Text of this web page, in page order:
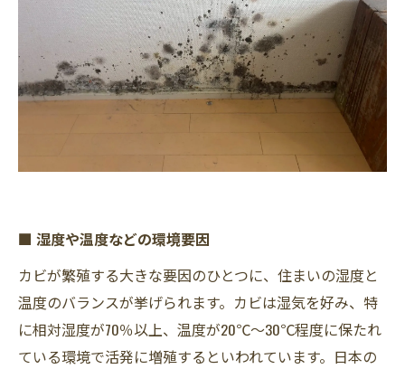
■ 湿度や温度などの環境要因
カビが繁殖する大きな要因のひとつに、住まいの湿度と
温度のバランスが挙げられます。カビは湿気を好み、特
に相対湿度が70％以上、温度が20℃～30℃程度に保たれ
ている環境で活発に増殖するといわれています。日本の